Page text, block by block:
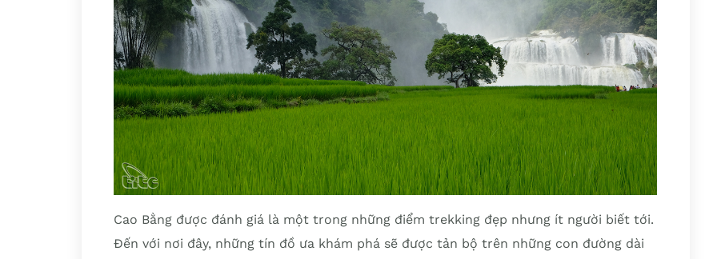
Cao Bằng được đánh giá là một trong những điểm trekking đẹp nhưng ít người biết tới.
Đến với nơi đây, những tín đồ ưa khám phá sẽ được tản bộ trên những con đường dài